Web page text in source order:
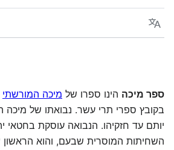
שפה
ספר מיכה הינו ספרו של מיכה המורשתי
בקובץ ספרי תרי עשר. נבואתו של מיכה
יותם עד חזקיהו. הנבואה עוסקת בחטאי
השחיתות המוסרית שבעם, והוא